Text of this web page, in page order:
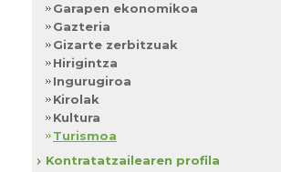
Garapen ekonomikoa
Gazteria
Gizarte zerbitzuak
Hirigintza
Ingurugiroa
Kirolak
Kultura
Turismoa
Kontratatzailearen profila